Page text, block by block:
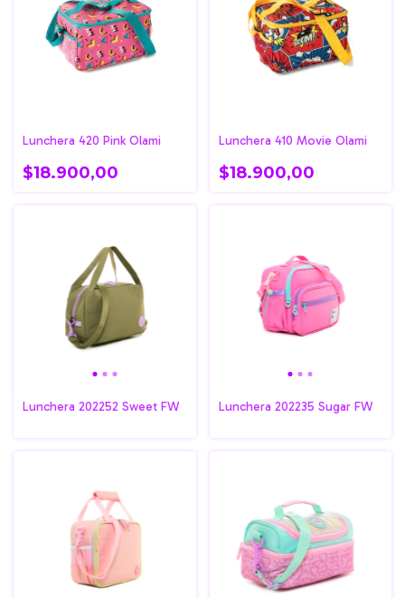
Lunchera 420 Pink Olami
$18.900,00
Lunchera 410 Movie Olami
$18.900,00
Lunchera 202252 Sweet FW Lunchera 202235 Sugar FW